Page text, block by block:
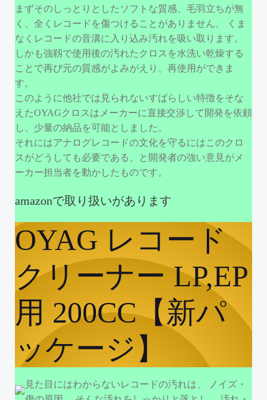
まずそのしっとりとしたソフトな質感、毛羽立ちが無
く、全くレコードを傷つけることがありません、 くま
なくレコードの音溝に入り込み汚れを吸い取ります。
しかも強靱で使用後の汚れたクロスを水洗い乾燥する
ことで再び元の質感がよみがえり、再使用ができま
す。
このように他社では見られないすばらしい特徴をそな
えたOYAGクロスはメーカーに直接交渉して開発を依頼
し、少量の納品を可能としました。
それにはアナログレコードの文化を守るにはこのクロ
スがどうしても必要である、と開発者の強い意見がメ
ーカー担当者を動かしたものです。
amazonで取り扱いがあります
OYAG レコード
クリーナー LP,EP
用 200CC【新パ
ッケージ】
見た目にはわからないレコードの汚れは、 ノイズ・